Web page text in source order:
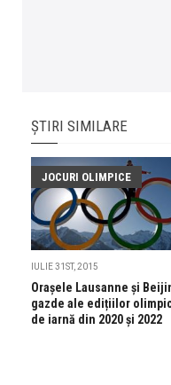
ȘTIRI SIMILARE
JOCURI OLIMPICE
IULIE 31ST, 2015
Orașele Lausanne și
gazde ale edițiilor
de iarnă din 2020 și 2022